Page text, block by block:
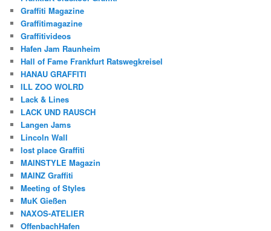
Graffiti Magazine
Graffitimagazine
Graffitivideos
Hafen Jam Raunheim
Hall of Fame Frankfurt Ratswegkreisel
HANAU GRAFFITI
ILL ZOO WOLRD
Lack & Lines
LACK UND RAUSCH
Langen Jams
Lincoln Wall
lost place Graffiti
MAINSTYLE Magazin
MAINZ Graffiti
Meeting of Styles
MuK Gießen
NAXOS-ATELIER
OffenbachHafen